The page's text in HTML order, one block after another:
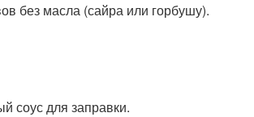
без масла (сайра или горбушу).
соус для заправки.